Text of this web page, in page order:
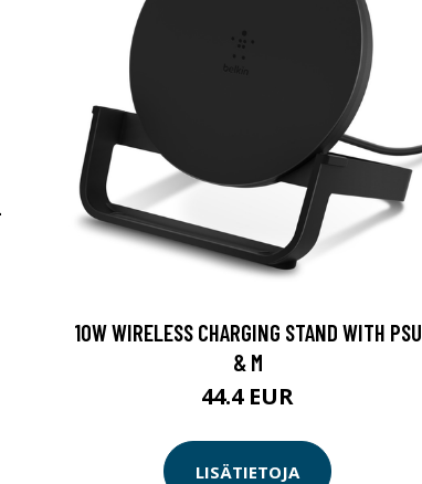
10W WIRELESS CHARGING STAND WITH PSU
& M
44.4 EUR
LISÄTIETOJA